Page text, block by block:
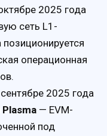
2025 года
сеть L1-
операционная
2025 года
Plasma — EVM-
под